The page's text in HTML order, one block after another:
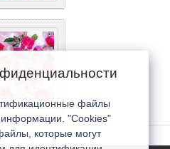
файлы
"Cookies"
которые могут